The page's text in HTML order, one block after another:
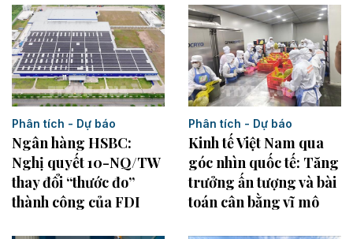
Phân tích - Dự báo
Ngân hàng HSBC:
Nghị quyết 10-NQ/TW
thay đổi “thước đo”
thành công của FDI
Phân tích - Dự báo
Kinh tế Việt Nam qua
góc nhìn quốc tế: Tăng
trưởng ấn tượng và bài
toán cân bằng vĩ mô